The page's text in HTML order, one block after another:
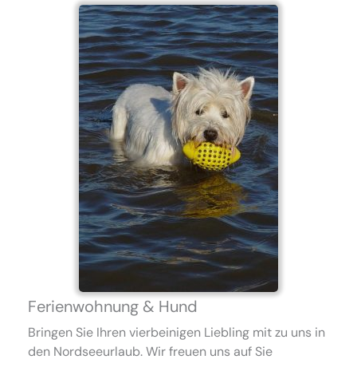
Ferienwohnung & Hund
Bringen Sie Ihren vierbeinigen Liebling mit zu uns in
den Nordseeurlaub. Wir freuen uns auf Sie